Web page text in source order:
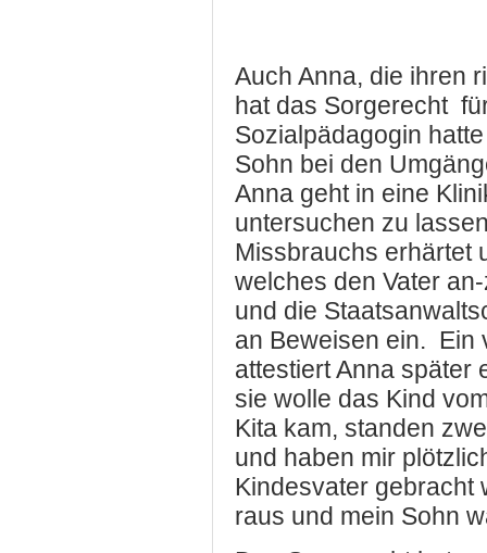
Auch Anna, die ihren
hat das Sorgerecht
Sozialpädagogin
Sohn bei den
Anna geht in eine
untersuchen zu
Missbrauchs erhärtet
welches den Vater
und die
an Beweisen ein. Ein
attestiert Anna später
sie wolle das Kind
Kita kam, standen
und haben mir
Kindesvater gebracht
raus und mein Sohn